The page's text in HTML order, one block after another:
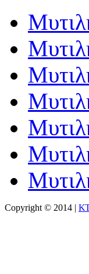
Copyright © 2014 |